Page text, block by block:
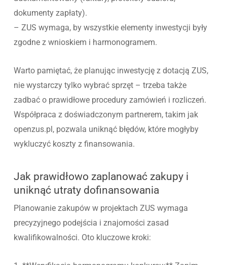
dokumenty zapłaty).
– ZUS wymaga, by wszystkie elementy inwestycji były
zgodne z wnioskiem i harmonogramem.
Warto pamiętać, że planując inwestycję z dotacją ZUS,
nie wystarczy tylko wybrać sprzęt – trzeba także
zadbać o prawidłowe procedury zamówień i rozliczeń.
Współpraca z doświadczonym partnerem, takim jak
openzus.pl, pozwala uniknąć błędów, które mogłyby
wykluczyć koszty z finansowania.
Jak prawidłowo zaplanować zakupy i
uniknąć utraty dofinansowania
Planowanie zakupów w projektach ZUS wymaga
precyzyjnego podejścia i znajomości zasad
kwalifikowalności. Oto kluczowe kroki: